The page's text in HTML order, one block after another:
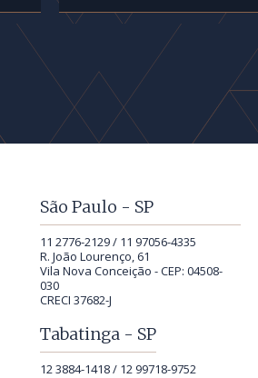
São Paulo - SP
11 2776-2129 / 11 97056-4335
R. João Lourenço, 61
Vila Nova Conceição - CEP: 04508-
030
CRECI 37682-J
Tabatinga - SP
12 3884-1418 / 12 99718-9752